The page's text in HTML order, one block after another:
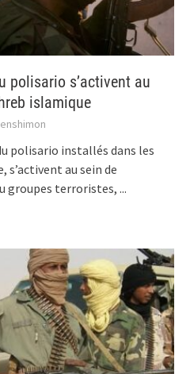
polisario s’activent au
islamique
polisario installés dans les
s’activent au sein de
groupes terroristes, ...